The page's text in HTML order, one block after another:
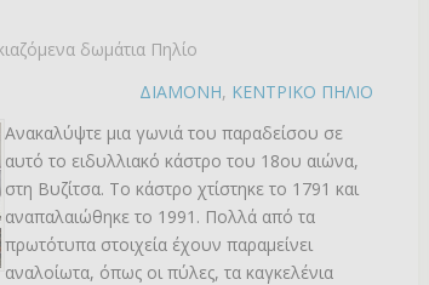
δωμάτια Πηλίο
ΔΙΑΜΟΝΗ, ΚΕΝΤΡΙΚΟ ΠΗΛΙΟ
Ανακαλύψτε μια γωνιά του παραδείσου σε
αυτό το ειδυλλιακό κάστρο του 18ου αιώνα,
στη Βυζίτσα. Το κάστρο χτίστηκε το 1791 και
αναπαλαιώθηκε το 1991. Πολλά από τα
πρωτότυπα στοιχεία έχουν παραμείνει
αναλοίωτα, όπως οι πύλες, τα καγκελένια